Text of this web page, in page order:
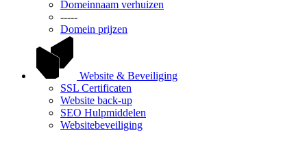
Domeinnaam verhuizen
-----
Domein prijzen
Website & Beveiliging
SSL Certificaten
Website back-up
SEO Hulpmiddelen
Websitebeveiliging